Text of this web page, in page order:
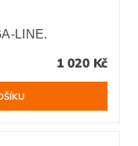
LINE.
1 020 Kč